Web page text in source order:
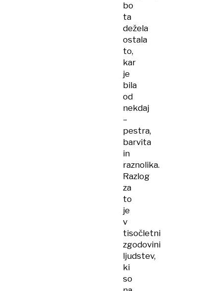
bo
ta
dežela
ostala
to,
kar
je
bila
od
nekdaj
–
pestra,
barvita
in
raznolika.
Razlog
za
to
je
v
tisočletni
zgodovini
ljudstev,
ki
so